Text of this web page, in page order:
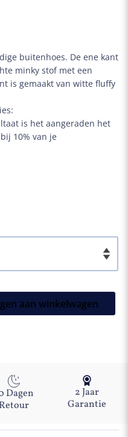
buitenhoes. De ene kant
minky stof met een
is gemaakt van witte fluffy
is het aangeraden het
10% van je
aan winkelwagen
Dagen
Retour
2 Jaar
Garantie